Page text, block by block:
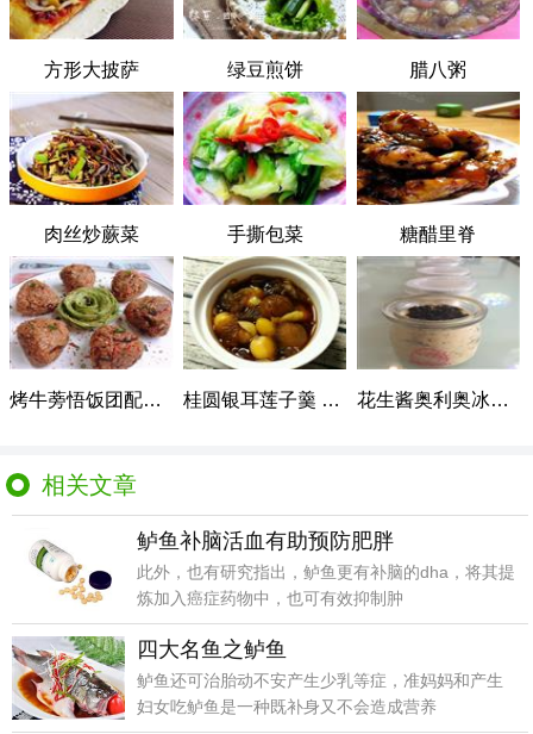
方形大披萨 绿豆煎饼 腊八粥
肉丝炒蕨菜 手撕包菜 糖醋里脊
烤牛蒡悟饭团配牛油果花刺身 桂圆银耳莲子羹 PK 糖水蒸梨 花生酱奥利奥冰激凌
相关文章
鲈鱼补脑活血有助预防肥胖
此外，也有研究指出，鲈鱼更有补脑的dha，将其提
炼加入癌症药物中，也可有效抑制肿
四大名鱼之鲈鱼
鲈鱼还可治胎动不安产生少乳等症，准妈妈和产生
妇女吃鲈鱼是一种既补身又不会造成营养